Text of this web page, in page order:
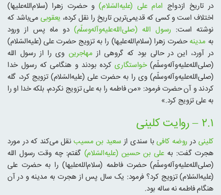
در تاریخ ازدواج امام علی (علیه‌السّلام)و حضرت زهرا (سلام‌الله‌علیها)
اختلاف است و کسی که قدیمی‌ترین تاریخ را نقل کرده، یعقوبی می‌باشد که
نوشته است: رسول الله (صلی‌الله‌علیه‌و‌آله‌وسلّم) دو ماه پس از ورود
به مدینه حضرت زهرا (سلام‌الله‌علیها) را به تزویج حضرت علی (علیه‌السّلام)
در آورد، این در حالی بود که گروهی از مهاجرین وی را از رسول الله
(صلی‌الله‌علیه‌و‌آله‌وسلّم)خواستگاریکرده بودند و هنگامی که رسول خدا
(صلی‌الله‌علیه‌و‌آله‌وسلّم) وی را به حضرت علی (علیه‌السّلام) تزویج کرد، گله
کردند و آن حضرت فرمود: «من فاطمه را به علی تزویج نکردم، بلکه خدا او را
به علی تزویج کرد.»
۲.۱ – روایت کلینی
کلینی در روضه کافیبا سندی از سعید بن مسیبنقل می‌کند که در مورد
هجرت گفت: بهعلی بن حسین (علیه‌السّلام) گفتم: چه وقت رسول الله
(صلی‌الله‌علیه‌و‌آله‌وسلّم) حضرت فاطمه (سلام‌الله‌علیها) را به حضرت علی
(علیه‌السّلام) تزویج کرد؟ فرمود: یک سال پس از هجرت به مدینه و در آن
هنگام فاطمه نه ساله بود.